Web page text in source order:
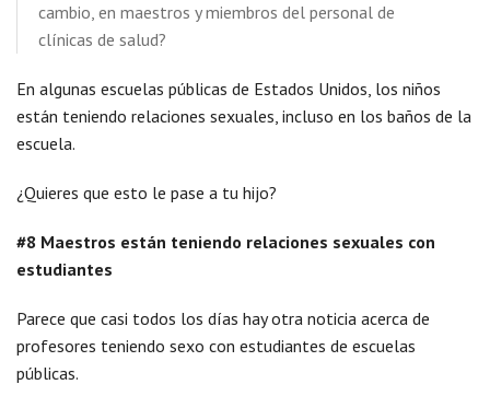
cambio, en maestros y miembros del personal de
clínicas de salud?
En algunas escuelas públicas de Estados Unidos, los niños
están teniendo relaciones sexuales, incluso en los baños de la
escuela.
¿Quieres que esto le pase a tu hijo?
#8 Maestros están teniendo relaciones sexuales con
estudiantes
Parece que casi todos los días hay otra noticia acerca de
profesores teniendo sexo con estudiantes de escuelas
públicas.